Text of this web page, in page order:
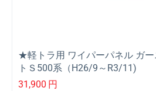
★軽トラ用 ワイパーパネル ガ
トＳ500系（H26/9～R3/11)
31,900 円